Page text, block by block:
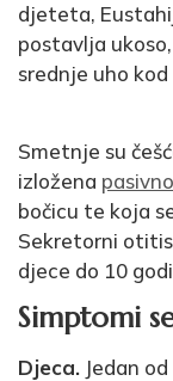
djeteta,
postavlja
srednje uho
Smetnje su
izložena
bočicu te koja
Sekretorni
djece do 10
Simptomi
Djeca. Jedan